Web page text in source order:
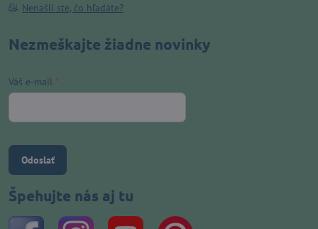
Nenašli ste, čo hľadáte?
Nezmeškajte žiadne novinky
Váš e-mail *
Odoslať
Špehujte nás aj tu